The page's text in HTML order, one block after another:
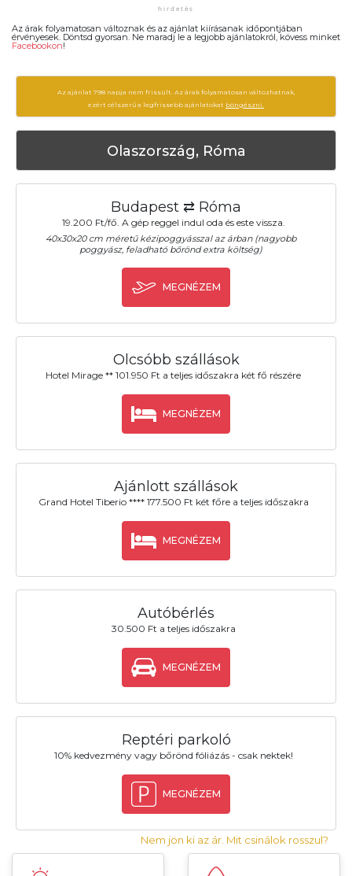
Az árak folyamatosan változnak és az ajánlat kiírásanak időpontjában
érvényesek. Döntsd gyorsan. Ne maradj le a legjobb ajánlatokról, kövess minket
Facebookon!
Az ajánlat 798 napja nem frissült. Az árak folyamatosan változhatnak,
ezért célszerű a legfrissebb ajánlatokat böngészni.
Olaszország, Róma
Budapest ⇄ Róma
19.200 Ft/fő. A gép reggel indul oda és este vissza.
40x30x20 cm méretű kézipoggyásszal az árban (nagyobb
poggyász, feladható bőrönd extra költség)
MEGNÉZEM
Olcsóbb szállások
Hotel Mirage ** 101.950 Ft a teljes időszakra két fő részére
MEGNÉZEM
Ajánlott szállások
Grand Hotel Tiberio **** 177.500 Ft két főre a teljes időszakra
MEGNÉZEM
Autóbérlés
30.500 Ft a teljes időszakra
MEGNÉZEM
Reptéri parkoló
10% kedvezmény vagy bőrönd fóliázás - csak nektek!
MEGNÉZEM
Nem jön ki az ár. Mit csinálok rosszul?